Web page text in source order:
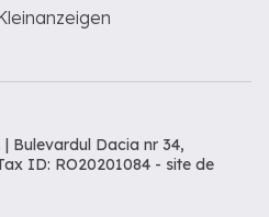
Bulevardul Dacia nr 34,
ID: RO20201084 - site de